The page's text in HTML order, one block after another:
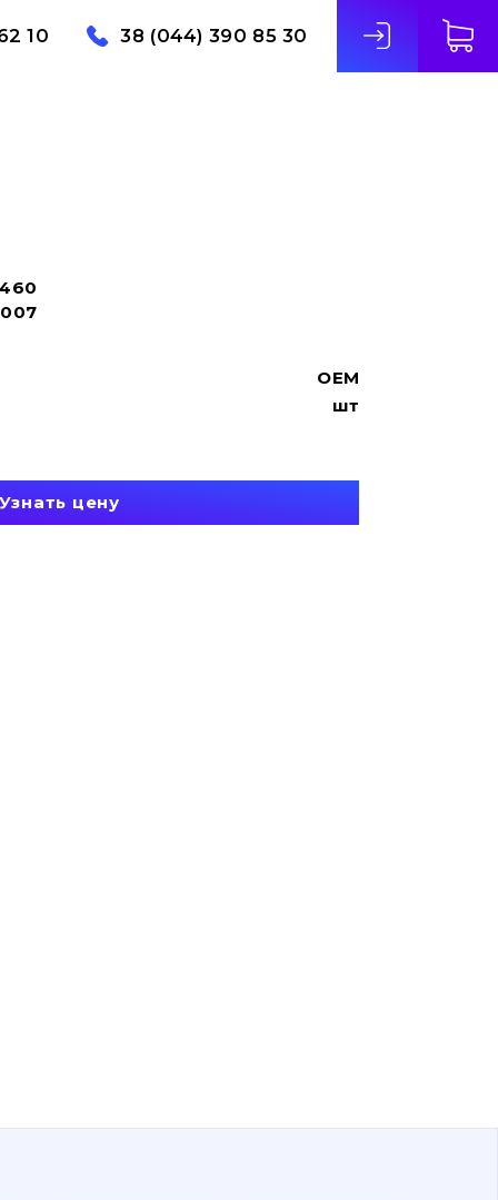
10 38 (044) 390 85 30
OEM
шт
цену